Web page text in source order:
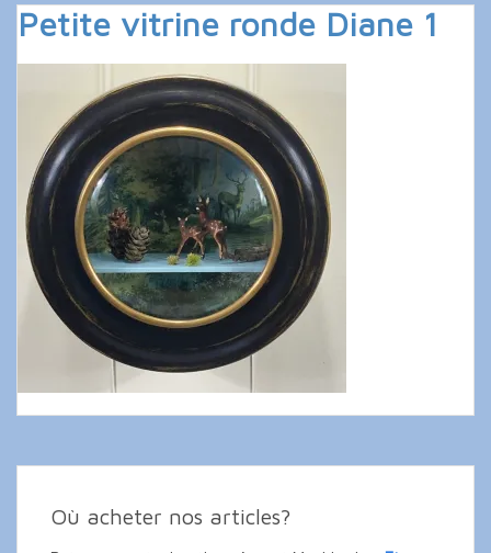
Petite vitrine ronde Diane 1
Où acheter nos articles?